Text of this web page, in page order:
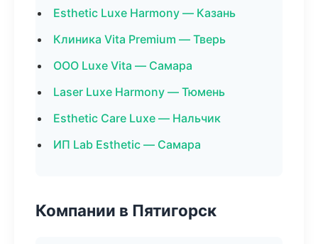
Esthetic Luxe Harmony — Казань
Клиника Vita Premium — Тверь
ООО Luxe Vita — Самара
Laser Luxe Harmony — Тюмень
Esthetic Care Luxe — Нальчик
ИП Lab Esthetic — Самара
Компании в Пятигорск